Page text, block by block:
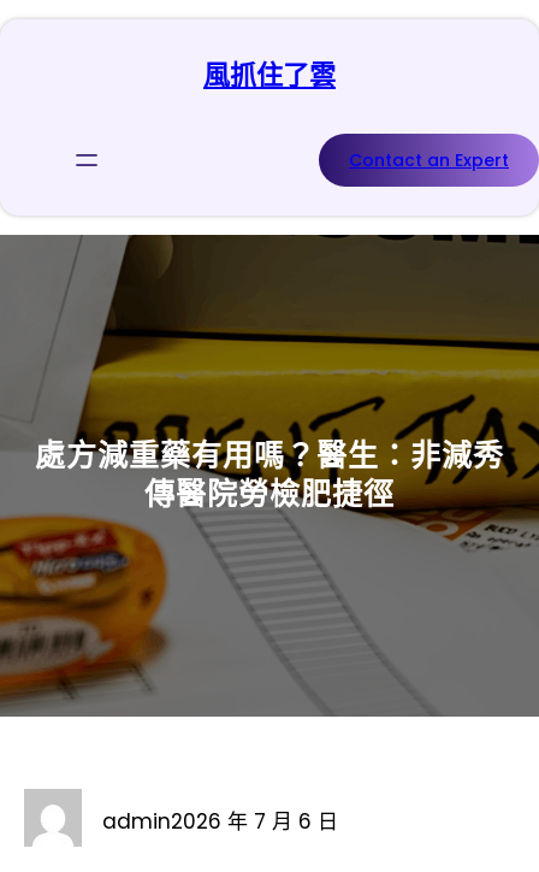
跳
風抓住了雲
Contact an Expert
處方減重藥有用嗎？醫生：非減秀
傳醫院勞檢肥捷徑
admin2026 年 7 月 6 日